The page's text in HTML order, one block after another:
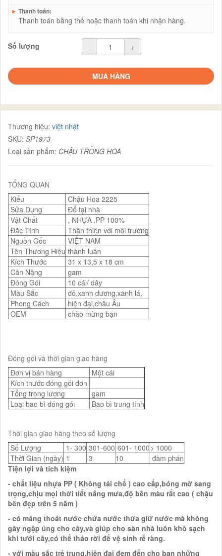
► Thanh toán:
Thanh toán bằng thẻ hoặc thanh toán khi nhận hàng.
Số lượng - +
MUA HÀNG
Thương hiệu: việt nhật
SKU: SP1973
Loại sản phẩm: CHẬU TRỒNG HOA
TỔNG QUAN
Kiểu
Chậu Hoa 2225
Sửa Dụng
Để tại nhà
Vật Chất
, NHỰA ,PP 100%
Đặc Tính
Thân thiện với môi trường
Nguồn Gốc
VIỆT NAM
Tên Thương Hiệu thành luân
Kích Thước
31 x 13,5 x 18 cm
Cân Nặng
gam
Đóng Gói
10 cái/ dây
Màu Sắc
đỏ,xanh dương,xanh lá,
Phong Cách
hiện đại,châu Âu
OEM
chào mừng bạn
Đóng gói và thời gian giao hàng
Đơn vị bán hàng
Một cái
Kích thước đóng gói đơn
Tổng trọng lượng
gam
Loại bao bì đóng gói
Bao bì trung tính
Thời gian giao hàng theo số lượng
Số Lượng
1- 300 301-600 601- 1000> 1000
Thời Gian (ngày) 1 3 10
đàm phán
Tiện lợi và tích kiệm
- chất liệu nhựa PP ( Không tái chế ) cao cấp,bóng mờ sang
trọng,chịu mọi thời tiết nắng mưa,độ bền màu rất cao ( chậu
bền đẹp trên 5 năm )
- có máng thoát nước chứa nước thừa giữ nước mà không
gây ngập úng cho cây,và giúp cho sàn nhà luôn khô sạch
khi tưới cây,có thể tháo rời để vệ sinh rễ ràng.
- với màu sắc trẻ trung,hiện đại đem đến cho bạn những